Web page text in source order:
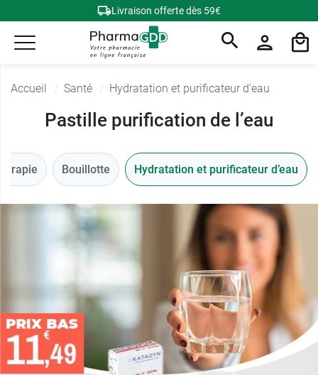
Livraison offerte dès 59€
Accueil Santé Hydratation et purificateur d’eau
Pastille purification de l’eau
Bouillotte Hydratation et purificateur d’eau